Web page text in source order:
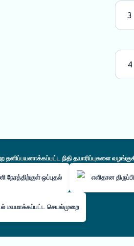
3
4
நிதி தயாரிப்புகளை
நேரத்திற்குள் ஒப்புதல் எளிதான
மயமாக்கப்பட்ட செயல்முறை